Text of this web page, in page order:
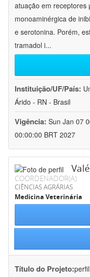
atuação em receptores
monoaminérgica de
e serotonina. Porém,
tramadol i...
Instituição/UF/País:
Árido - RN - Brasil
Vigência: Sun Jan 07
00:00:00 BRT 2027
COORDENADOR(A)
CIÊNCIAS AGRÁRIAS
Medicina Veterinária
Título do Projeto: